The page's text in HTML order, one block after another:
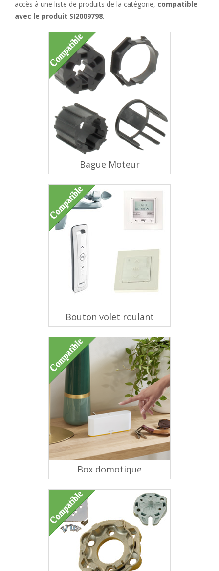
accès à une liste de produits de la catégorie, compatible
avec le produit SI2009798.
Bague Moteur
Bouton volet roulant
Box domotique